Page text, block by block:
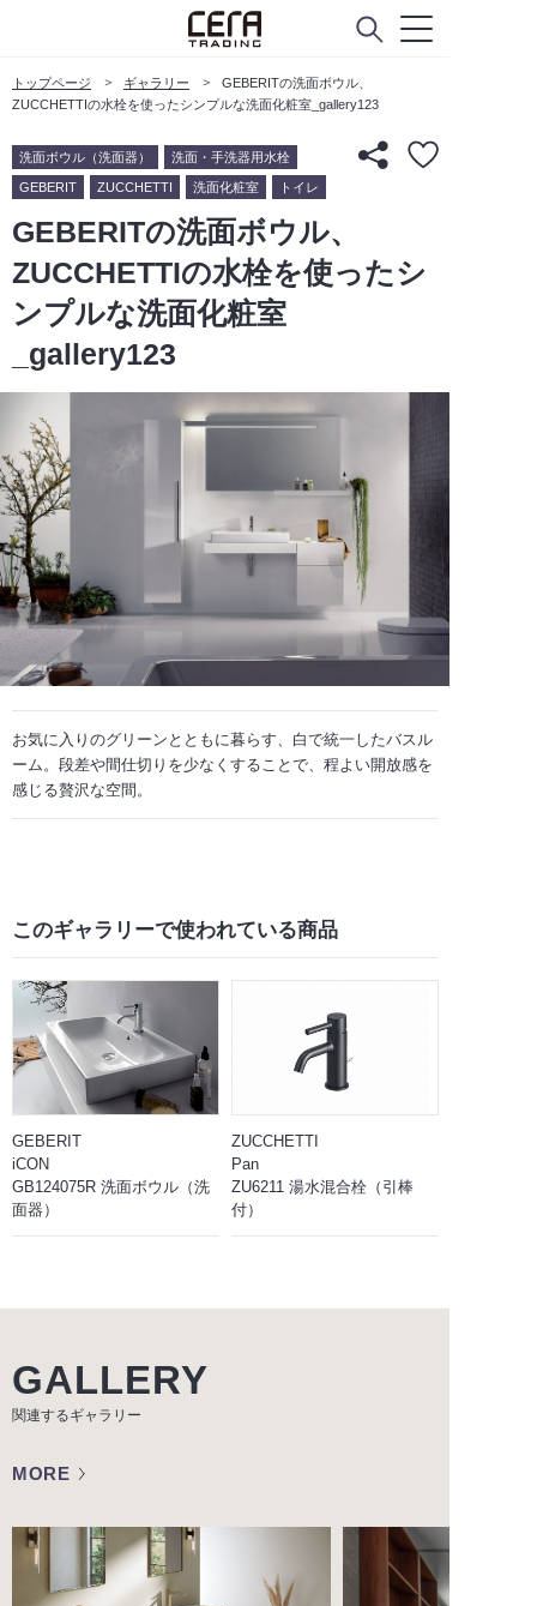
トップページ ギャラリー
GEBERITの洗面ボウル、
ZUCCHETTIの水栓を使ったシンプルな洗面化粧室_gallery123
洗面ボウル（洗面器） 洗面・手洗器用水栓
GEBERIT ZUCCHETTI 洗面化粧室 トイレ
GEBERITの洗面ボウル、
ZUCCHETTIの水栓を使ったシ
ンプルな洗面化粧室
_gallery123
お気に入りのグリーンとともに暮らす、白で統一したバスル
ーム。段差や間仕切りを少なくすることで、程よい開放感を
感じる贅沢な空間。
このギャラリーで使われている商品
GEBERIT
iCON
GB124075R 洗面ボウル（洗
面器）
ZUCCHETTI
Pan
ZU6211 湯水混合栓（引棒
付）
GALLERY
関連するギャラリー
MORE